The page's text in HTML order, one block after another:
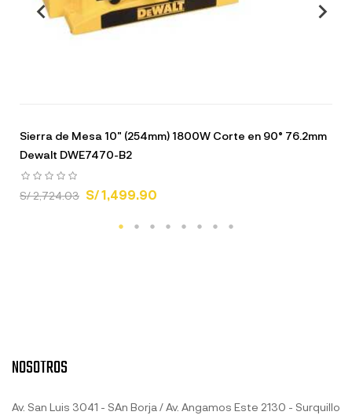
Sierra de Mesa 10" (254mm) 1800W Corte en 90° 76.2mm
Dewalt DWE7470-B2
S/ 2,724.03 S/ 1,499.90
NOSOTROS
Av. San Luis 3041 - SAn Borja / Av. Angamos Este 2130 - Surquillo